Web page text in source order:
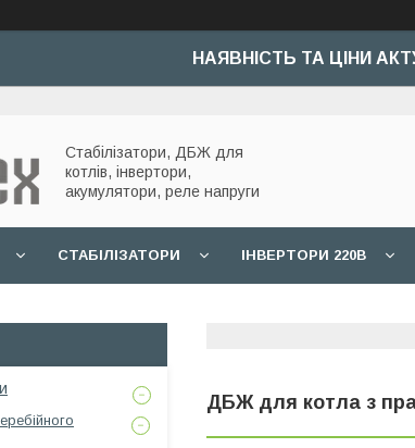
НАЯВНІСТЬ ТА ЦІНИ
Стабілізатори, ДБЖ для
котлів, інвертори,
акумулятори, реле напруги
СТАБІЛІЗАТОРИ ІНВЕРТОРИ 220В
ДБЖ для котла з